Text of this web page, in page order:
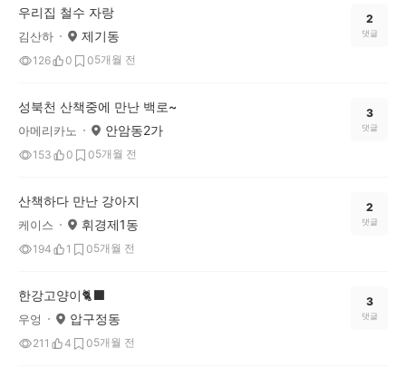
우리집 철수 자랑
김산하 제기동
126 0 05개월 전
2
댓글
성북천 산책중에 만난 백로~
아메리카노 안암동2가
153 0 05개월 전
3
댓글
산책하다 만난 강아지
케이스 휘경제1동
194 1 05개월 전
2
댓글
한강고양이🐈‍⬛
우엉 압구정동
211 4 05개월 전
3
댓글